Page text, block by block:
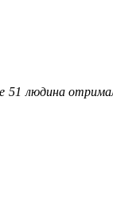
людина